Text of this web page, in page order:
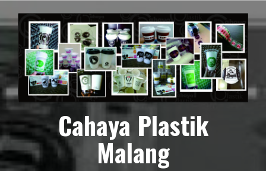
ke
konten
Cahaya Plastik
Malang